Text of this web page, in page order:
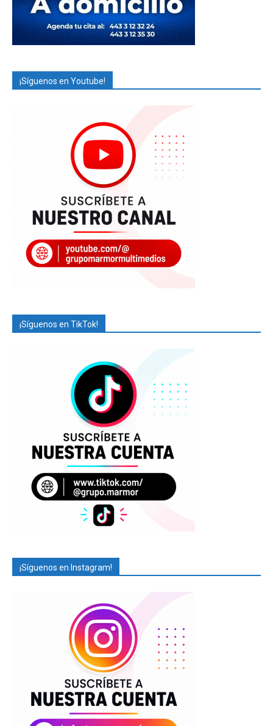
¡Síguenos en Youtube!
¡Síguenos en TikTok!
¡Síguenos en Instagram!